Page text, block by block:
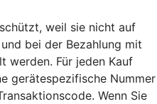
weil sie nicht auf
bei der Bezahlung mit
werden. Für jeden Kauf
gerätespezifische Nummer
Wenn Sie